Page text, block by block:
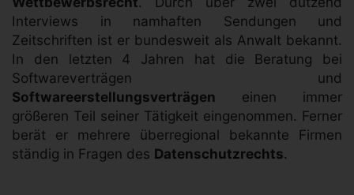
Interviews in namhaften Sendungen und
Zeitschriften ist er bundesweit als Anwalt bekannt.
In den letzten 4 Jahren hat die Beratung bei
Softwareverträgen und
Softwareerstellungsverträgen einen immer
größeren Teil seiner Tätigkeit eingenommen. Ferner
berät er mehrere überregional bekannte Firmen
ständig in Fragen des Datenschutzrechts.